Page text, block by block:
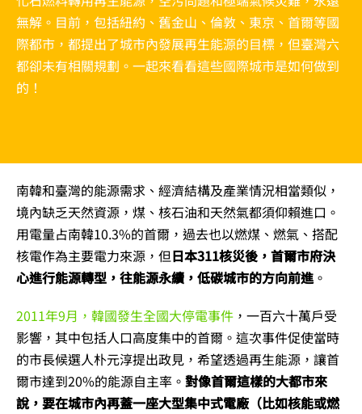
無解。目前，包括紐約、舊金山、倫敦、東京、首爾等國
際都市，都提出了城市內發展再生能源的目標，但臺灣六
都卻未有相關規劃。一起來看看這些國際城市是如何做到
的！
南韓和臺灣的能源需求、經濟結構及產業情況相當類似，
境內缺乏天然資源，煤、核石油和天然氣都須仰賴進口。
用電量占南韓10.3%的首爾，過去也以燃煤、燃氣、搭配
核電作為主要電力來源，但日本311核災後，首爾市府決
心進行能源轉型，往能源永續，低碳城市的方向前進。
2011年9月，韓國發生全國大停電事件 ，一百六十萬戶受
影響，其中包括人口高度集中的首爾。這次事件促使當時
的市長候選人朴元淳提出政見，希望透過再生能源，讓首
爾市達到20%的能源自主率。 對像首爾這樣的大都市來
說，要在城市內再蓋一座大型集中式電廠（比如核能或燃